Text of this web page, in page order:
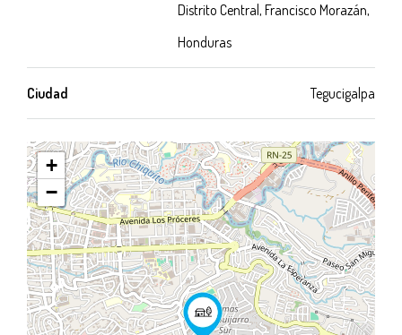
Distrito Central, Francisco Morazán,
Honduras
Ciudad Tegucigalpa
+
−